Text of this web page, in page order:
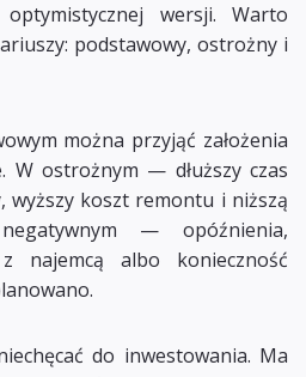
wersji. Warto
podstawowy, ostrożny i
można przyjąć założenia
W ostrożnym — dłuższy czas
wyższy koszt remontu i niższą
— opóźnienia,
najemcą albo konieczność
do inwestowania. Ma